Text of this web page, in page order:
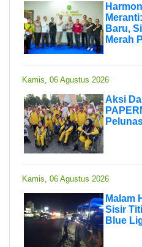
Baru,
Merah
Kamis, 06 Agustus 2026
Aksi
Kamis, 06 Agustus 2026
Malam
Sisir
Blue